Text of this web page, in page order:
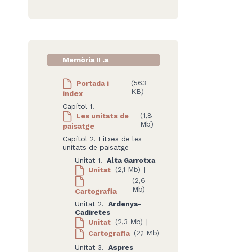
Memòria II .a
Portada i
índex
(563
KB)
Capítol 1.
Les unitats de
paisatge
(1,8
Mb)
Capítol 2. Fitxes de les
unitats de paisatge
Unitat 1.
Alta Garrotxa
Unitat (2,1 Mb) |
Cartografia
(2,6
Mb)
Unitat 2.
Ardenya-
Cadiretes
Unitat (2,3 Mb) |
Cartografia (2,1 Mb)
Unitat 3.
Aspres